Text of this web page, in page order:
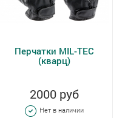
Перчатки MIL-TEC
(кварц)
2000 руб
Нет в наличии